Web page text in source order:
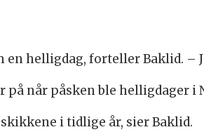
en helligdag, forteller Baklid. –
når påsken ble helligdager i
i tidlige år, sier Baklid.